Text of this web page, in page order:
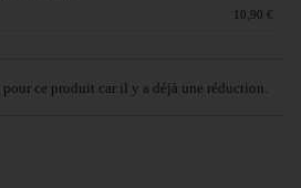
10,90 €
ce produit car il y a déjà une réduction.